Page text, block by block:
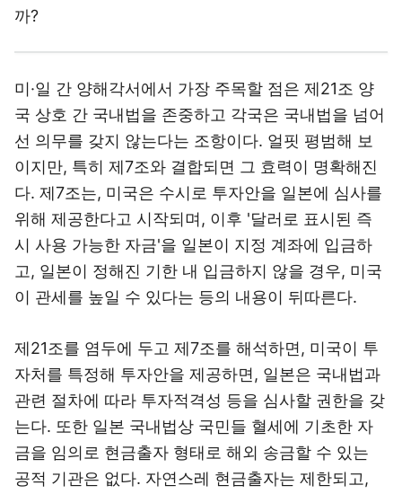
까?
미·일 간 양해각서에서 가장 주목할 점은 제21조 양
국 상호 간 국내법을 존중하고 각국은 국내법을 넘어
선 의무를 갖지 않는다는 조항이다. 얼핏 평범해 보
이지만, 특히 제7조와 결합되면 그 효력이 명확해진
다. 제7조는, 미국은 수시로 투자안을 일본에 심사를
위해 제공한다고 시작되며, 이후 '달러로 표시된 즉
시 사용 가능한 자금'을 일본이 지정 계좌에 입금하
고, 일본이 정해진 기한 내 입금하지 않을 경우, 미국
이 관세를 높일 수 있다는 등의 내용이 뒤따른다.
제21조를 염두에 두고 제7조를 해석하면, 미국이 투
자처를 특정해 투자안을 제공하면, 일본은 국내법과
관련 절차에 따라 투자적격성 등을 심사할 권한을 갖
는다. 또한 일본 국내법상 국민들 혈세에 기초한 자
금을 임의로 현금출자 형태로 해외 송금할 수 있는
공적 기관은 없다. 자연스레 현금출자는 제한되고,